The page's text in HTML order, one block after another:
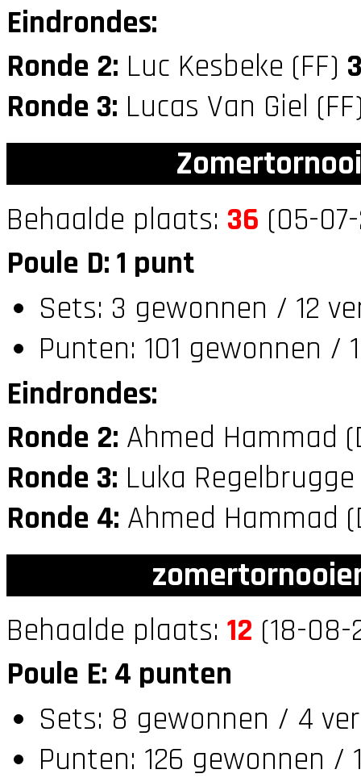
Eindrondes:
Ronde 2: Luc Kesbeke (FF)
Ronde 3: Lucas Van Giel
Behaalde plaats: 36 (05-
Poule D: 1 punt
Sets: 3 gewonnen / 12
Punten: 101 gewonnen /
Eindrondes:
Ronde 2: Ahmed Hammad
Ronde 3: Luka
Ronde 4: Ahmed Hammad
Behaalde plaats: 12 (18-
Poule E: 4 punten
Sets: 8 gewonnen / 4
Punten: 126 gewonnen /